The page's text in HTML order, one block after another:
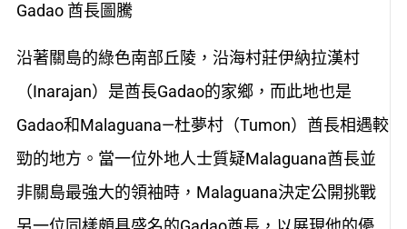
Gadao 酋長圖騰
沿著關島的綠色南部丘陵，沿海村莊伊納拉漢村
（Inarajan）是酋長Gadao的家鄉，而此地也是
Gadao和Malaguana—杜夢村（Tumon）酋長相遇較
勁的地方。當一位外地人士質疑Malaguana酋長並
非關島最強大的領袖時，Malaguana決定公開挑戰